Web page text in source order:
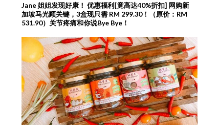
Jane 姐姐发现好康！ 优惠福利[竟高达40%折扣] 网购新
加坡马光顾关键，3盒现只需 RM 299.30！（原价：RM
531.90）关节疼痛和你说Bye Bye！